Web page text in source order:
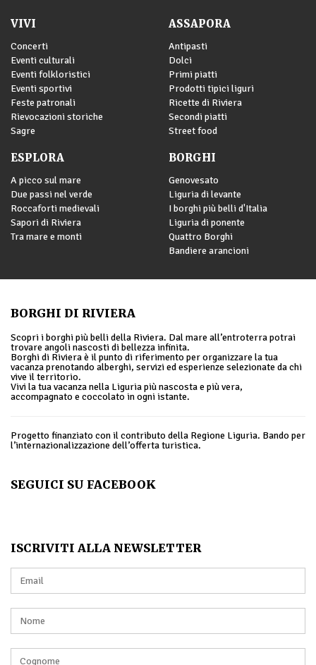
VIVI
Concerti
Eventi culturali
Eventi folkloristici
Eventi sportivi
Feste patronali
Rievocazioni storiche
Sagre
ASSAPORA
Antipasti
Dolci
Primi piatti
Prodotti tipici liguri
Ricette di Riviera
Secondi piatti
Street food
ESPLORA
A picco sul mare
Due passi nel verde
Roccaforti medievali
Sapori di Riviera
Tra mare e monti
BORGHI
Genovesato
Liguria di levante
I borghi più belli d'Italia
Liguria di ponente
Quattro Borghi
Bandiere arancioni
BORGHI DI RIVIERA
Scopri i borghi più belli della Riviera. Dal mare all’entroterra potrai
trovare angoli nascosti di bellezza infinita.
Borghi di Riviera è il punto di riferimento per organizzare la tua
vacanza prenotando alberghi, servizi ed esperienze selezionate da chi
vive il territorio.
Vivi la tua vacanza nella Liguria più nascosta e più vera,
accompagnato e coccolato in ogni istante.
Progetto finanziato con il contributo della Regione Liguria. Bando per
l’internazionalizzazione dell’offerta turistica.
SEGUICI SU FACEBOOK
ISCRIVITI ALLA NEWSLETTER